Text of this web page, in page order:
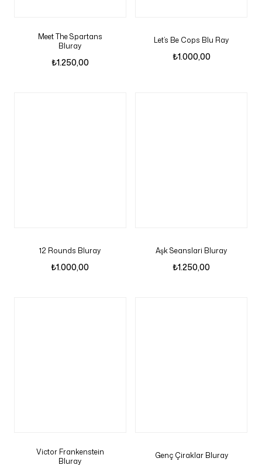
Meet The Spartans
Bluray
₺1.250,00
Let’s Be Cops Blu Ray
₺1.000,00
12 Rounds Bluray
₺1.000,00
Aşk Seanslari Bluray
₺1.250,00
Victor Frankenstein
Bluray
Genç Çiraklar Bluray